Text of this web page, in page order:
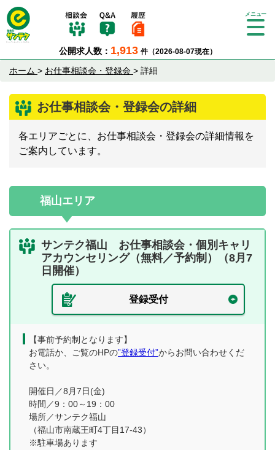
公開求人数： 1,913 件（2026-08-07現在）
Tog
ホーム > お仕事相談会・登録会 > 詳細
お仕事相談会・登録会の詳細
各エリアごとに、お仕事相談会・登録会の詳細情報を
ご案内しています。
福山エリア
サンテク福山 お仕事相談会・個別キャリ
アカウンセリング（無料／予約制）（8月7
日開催）
登録受付
【事前予約制となります】
お電話か、ご覧のHPの”登録受付”からお問い合わせくだ
さい。
開催日／8月7日(金)
時間／9：00～19：00
場所／サンテク福山
（福山市南蔵王町4丁目17-43）
※駐車場あります